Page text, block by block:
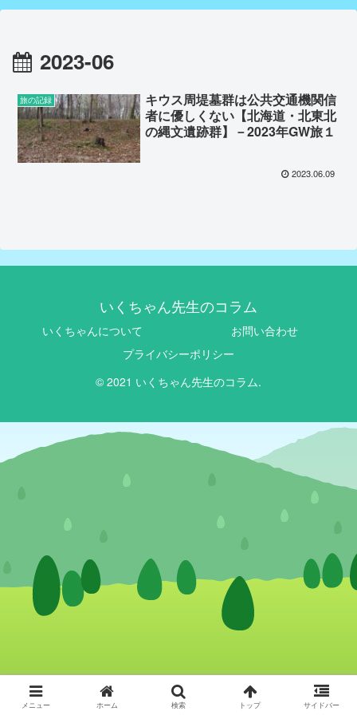
2023-06
旅の記録
キウス周堤墓群は公共交通機関信
者に優しくない【北海道・北東北
の縄文遺跡群】－2023年GW旅１
2023.06.09
いくちゃん先生のコラム
いくちゃんについて
お問い合わせ
プライバシーポリシー
© 2021 いくちゃん先生のコラム.
メニュー ホーム 検索 トップ サイドバー